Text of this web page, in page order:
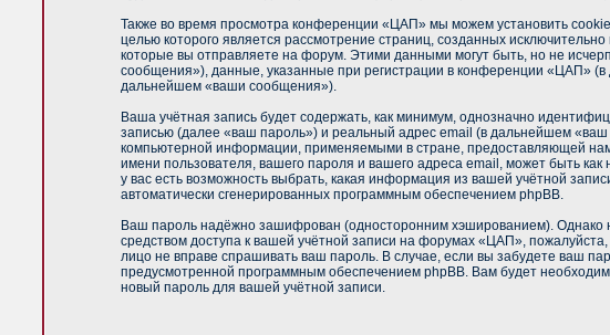
Также во время просмотра конференции «ЦАП» мы можем установить
целью которого является рассмотрение страниц, созданных
которые вы отправляете на форум. Этими данными могут быть, но не
сообщения»), данные, указанные при регистрации в конференции «ЦАП»
дальнейшем «ваши сообщения»).
Ваша учётная запись будет содержать, как минимум, однозначно
записью (далее «ваш пароль») и реальный адрес email (в дальнейшем
компьютерной информации, применяемыми в стране, предоставляющей
имени пользователя, вашего пароля и вашего адреса email, может быть
у вас есть возможность выбрать, какая информация из вашей учётной
автоматически сгенерированных программным обеспечением phpBB.
Ваш пароль надёжно зашифрован (односторонним хэшированием). Однако
средством доступа к вашей учётной записи на форумах «ЦАП»,
лицо не вправе спрашивать ваш пароль. В случае, если вы забудете ваш
предусмотренной программным обеспечением phpBB. Вам будет
новый пароль для вашей учётной записи.